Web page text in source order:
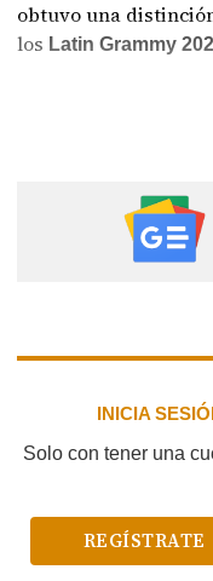
obtuvo una
los Latin Grammy
INICIA
Solo con tener una
REGÍSTRATE